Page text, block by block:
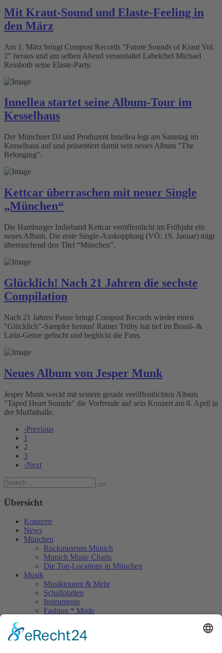
Mit Kraut-Sound und Elaste-Feeling in
den März
Am 1. März bringt Compost Records "Future Sounds of Kraut Vol.
2" heraus und am selben Abend veranstaltet Labelchef Michael
Reinboth seine Elaste-Party.
Innellea startet seine Album-Tour im
Kesselhaus
Der Münchner DJ und Produzent Innellea legt am Samstag im
Kesselhaus auf und präsentiert damit sein neues Album "The
Belonging".
Kettcar überraschen mit neuer Single
„München“
Die Hamburger Indieband Kettcar veröffentlicht im Frühjahr ein
neues Album. Die erste Single-Auskopplung (VÖ: 19. Januar) trägt
überraschend den Titel “München”.
Glücklich! Nach 21 Jahren die sechste
Compilation
Nach 21 Jahren Pause bringt Compost Records wieder einen
"Glücklich"-Sampler heraus! Rainer Trüby hat tief im Brasil- &
Latin-Genre gefischt und beglückt die Fans.
Neues Album von Jesper Munk
Jesper Munk weckt mit seinem gerade veröffentlichten Album
"Taped Heart Sounds" die Vorfreude auf sein Konzert am 8. April in
der Muffathalle.
‹Previous
1
2
3
›Next
Übersicht
Konzerte
News
München
Rockmuseum Munich
Munich Music Charts
Die Top-Locations in München
Musik
Musiktouren & Mehr
Schallplatten
Instrumente
Fashion * Mode
Rock Memories II
Stones Day München